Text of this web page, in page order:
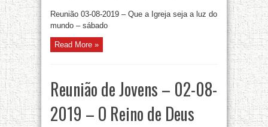
Reunião 03-08-2019 – Que a Igreja seja a luz do
mundo – sábado
Read More »
Reunião de Jovens – 02-08-
2019 – O Reino de Deus